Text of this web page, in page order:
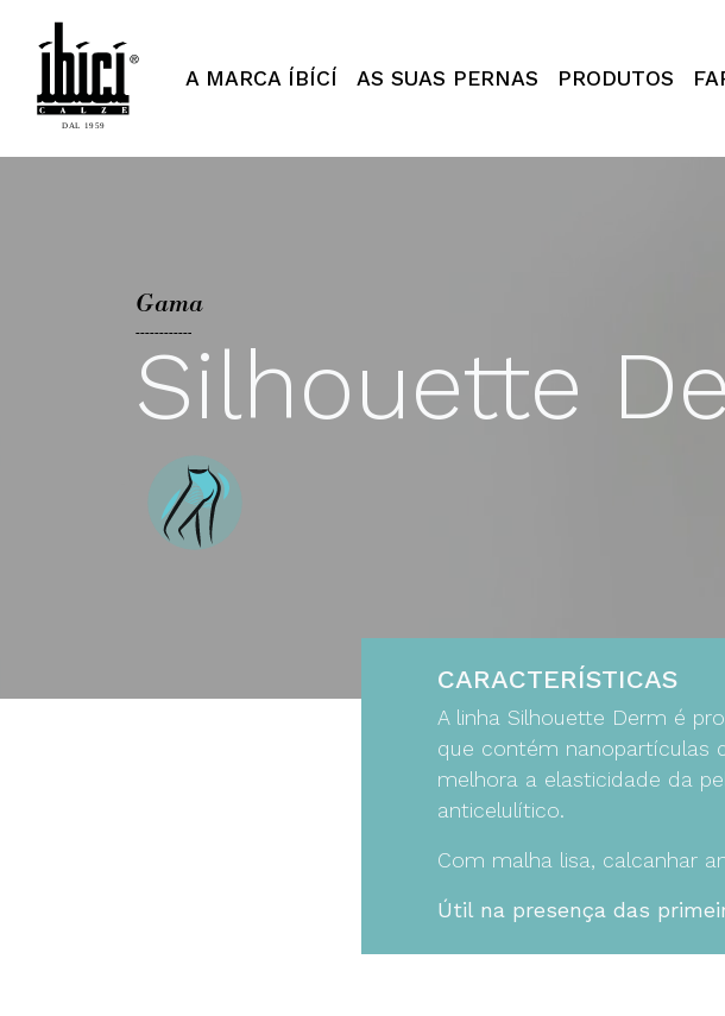
A MARCA ÍBÍCÍ
AS SUAS PERNAS PRODUTOS
Gama
Silhouette
CARACTERÍSTICAS
A linha Silhouette Derm é
que contém nanopartículas
melhora a elasticidade da
anticelulítico.
Com malha lisa, calcanhar
Útil na presença das